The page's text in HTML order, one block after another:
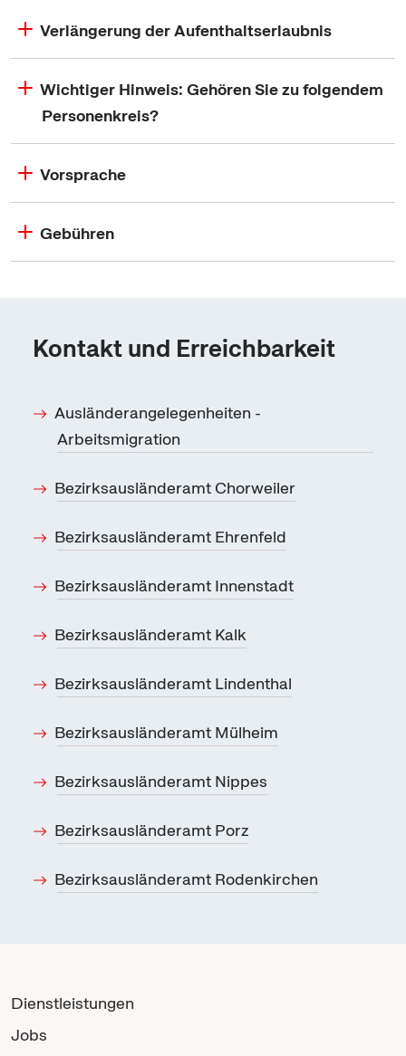
Verlängerung der Aufenthaltserlaubnis
Wichtiger Hinweis: Gehören Sie zu folgendem
Personenkreis?
Vorsprache
Gebühren
Kontakt und Erreichbarkeit
Ausländerangelegenheiten -
Arbeitsmigration
Bezirksausländeramt Chorweiler
Bezirksausländeramt Ehrenfeld
Bezirksausländeramt Innenstadt
Bezirksausländeramt Kalk
Bezirksausländeramt Lindenthal
Bezirksausländeramt Mülheim
Bezirksausländeramt Nippes
Bezirksausländeramt Porz
Bezirksausländeramt Rodenkirchen
Dienstleistungen
Jobs